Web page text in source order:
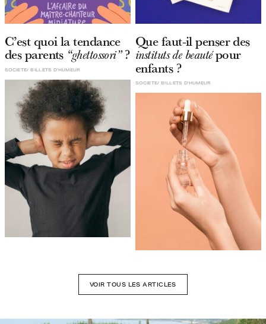
C’est quoi la tendance
des parents “ghettossori”?
BILLETS D'HUMEUR
SOCIETE
Que faut-il penser des
instituts de beautépour
enfants ?
BILLETS D'HUMEUR
SOCIETE
VOIR TOUS LES ARTICLES